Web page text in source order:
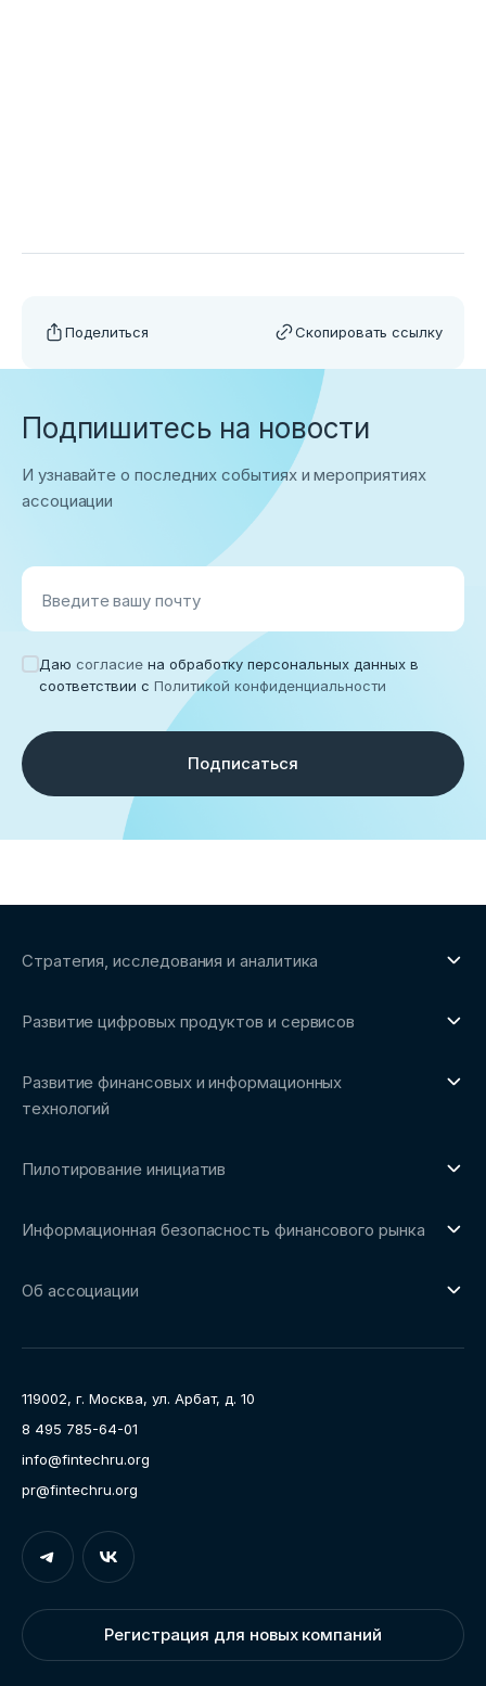
Поделиться Скопировать ссылку
Подпишитесь на новости
И узнавайте о последних событиях и мероприятиях
ассоциации
Введите вашу почту
Даю согласие на обработку персональных данных в
соответствии с Политикой конфиденциальности
Подписаться
Стратегия, исследования и аналитика
Обзоры рынка и аналитические исследования
Трендвотчинг и информационный сервис
Развитие цифровых продуктов и сервисов
Развитие финансовых и информационных
технологий
Репозиторий Ассоциации
Рабочие группы
Пилотирование инициатив
Площадка пилотного тестирования
Информационная безопасность финансового рынка
Направления работы
Об ассоциации
Карьера
Контакты
Документы
119002, г. Москва, ул. Арбат, д. 10
8 495 785-64-01
info@fintechru.org
pr@fintechru.org
Регистрация для новых компаний
Вход
Укажите вашу корпоративную почту. На неё мы вышлем
ссылку для входа